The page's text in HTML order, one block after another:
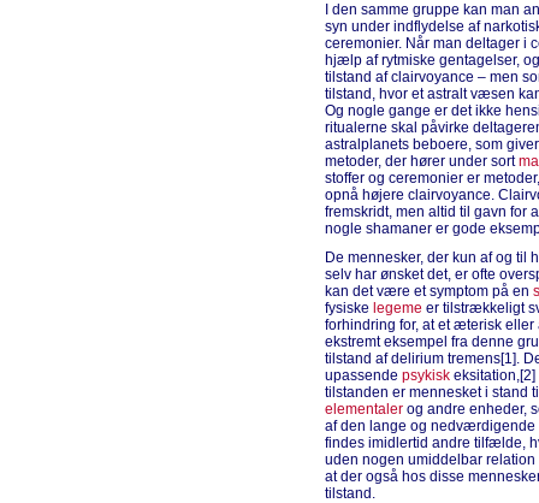
I den samme gruppe kan man
syn under indflydelse af
ceremonier. Når man deltager i
hjælp af rytmiske gentagelser,
tilstand af clairvoyance – men
tilstand, hvor et astralt væsen
Og nogle gange er det ikke
ritualerne skal påvirke
astralplanets beboere, som
metoder, der hører under sort
stoffer og ceremonier er
opnå højere clairvoyance.
fremskridt, men altid til gavn for
nogle shamaner er gode
De mennesker, der kun af og til
selv har ønsket det, er ofte
kan det være et symptom på en
fysiske legeme er tilstrækkeligt
forhindring for, at et æterisk
ekstremt eksempel fra denne
tilstand af delirium tremens[1].
upassende psykisk
tilstanden er mennesket i stand
elementaler og andre enheder,
af den lange og nedværdigende
findes imidlertid andre tilfælde,
uden nogen umiddelbar
at der også hos disse
tilstand.